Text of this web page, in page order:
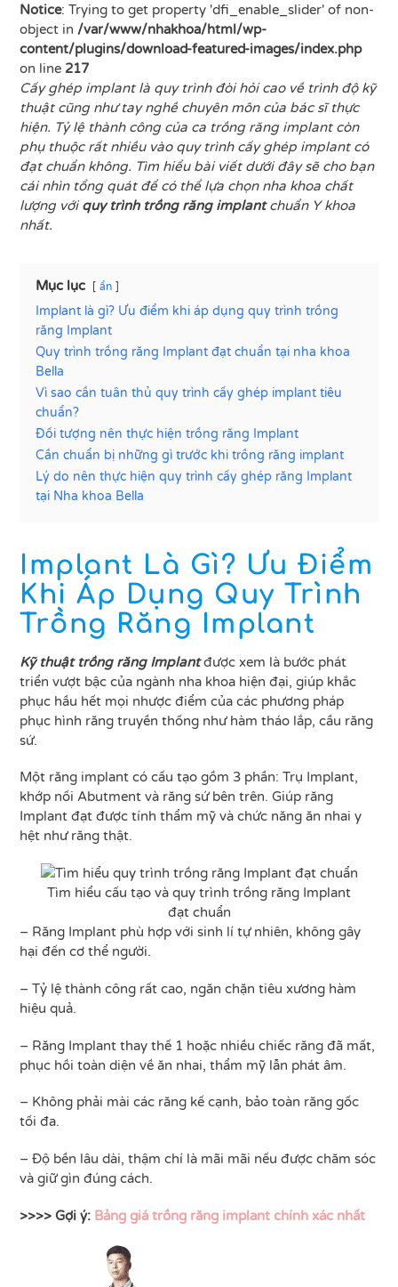
Notice: Trying to get property 'dfi_enable_slider' of non-
object in/var/www/nhakhoa/html/wp-
content/plugins/download-featured-images/index.php
on line 217
Cấy ghép implant là quy trình đòi hỏi cao về trình độ kỹ
thuật cũng như tay nghề chuyên môn của bác sĩ thực
hiện. Tỷ lệ thành công của ca trồng răng implant còn
phụ thuộc rất nhiều vào quy trình cấy ghép implant có
đạt chuẩn không. Tìm hiểu bài viết dưới đây sẽ cho bạn
cái nhìn tổng quát để có thể lựa chọn nha khoa chất
lượng vớiquy trình trồng răng implantchuẩn Y khoa
nhất.
Mục lục ẩn
Implant là gì? Ưu điểm khi áp dụng quy trình trồng
răng Implant
Quy trình trồng răng Implant đạt chuẩn tại nha khoa
Bella
Vì sao cần tuân thủ quy trình cấy ghép implant tiêu
chuẩn?
Đối tượng nên thực hiện trồng răng Implant
Cần chuẩn bị những gì trước khi trồng răng implant
Lý do nên thực hiện quy trình cấy ghép răng Implant
tại Nha khoa Bella
Implant Là Gì? Ưu Điểm
Khi Áp Dụng Quy Trình
Trồng Răng Implant
Kỹ thuật trồng răng Implantđược xem là bước phát
triển vượt bậc của ngành nha khoa hiện đại, giúp khắc
phục hầu hết mọi nhược điểm của các phương pháp
phục hình răng truyền thống như hàm tháo lắp, cầu răng
sứ.
Một răng implant có cấu tạo gồm 3 phần: Trụ Implant,
khớp nối Abutment và răng sứ bên trên. Giúp răng
Implant đạt được tính thẩm mỹ và chức năng ăn nhai y
hệt như răng thật.
Tìm hiểu cấu tạo và quy trình trồng răng Implant
đạt chuẩn
– Răng Implant phù hợp với sinh lí tự nhiên, không gây
hại đến cơ thể người.
– Tỷ lệ thành công rất cao, ngăn chặn tiêu xương hàm
hiệu quả.
– Răng Implant thay thế 1 hoặc nhiều chiếc răng đã mất,
phục hồi toàn diện về ăn nhai, thẩm mỹ lẫn phát âm.
– Không phải mài các răng kế cạnh, bảo toàn răng gốc
tối đa.
– Độ bền lâu dài, thậm chí là mãi mãi nếu được chăm sóc
và giữ gìn đúng cách.
>>>> Gợi ý: Bảng giá trồng răng implant chính xác nhất